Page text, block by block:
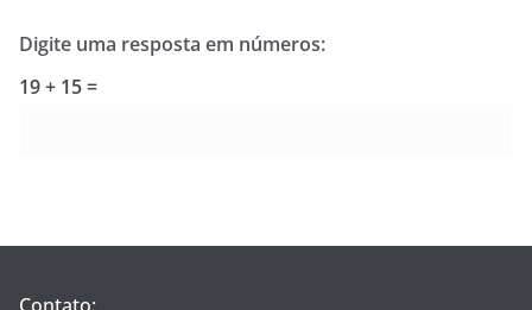
Digite uma resposta em números:
19 + 15 =